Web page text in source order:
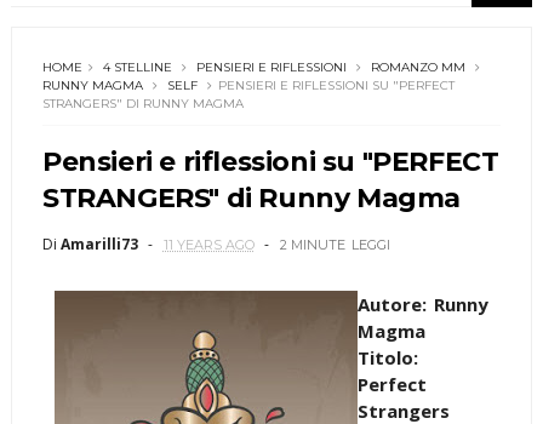
HOME 4 STELLINE PENSIERI E RIFLESSIONI
ROMANZO MM
RUNNY MAGMA
SELF
PENSIERI E RIFLESSIONI SU "PERFECT
STRANGERS" DI RUNNY MAGMA
Pensieri e riflessioni su "PERFECT
STRANGERS" di Runny Magma
Di Amarilli73 11 YEARS AGO 2 MINUTE LEGGI
Autore: Runny
Magma
Titolo:
Perfect
Strangers